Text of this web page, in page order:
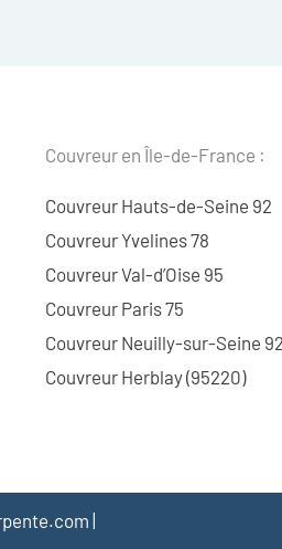
Couvreur en Île-de-France :
Couvreur Hauts-de-Seine 92
Couvreur Yvelines 78
Couvreur Val-d’Oise 95
Couvreur Paris 75
Couvreur Neuilly-sur-Seine
Couvreur Herblay (95220)
|